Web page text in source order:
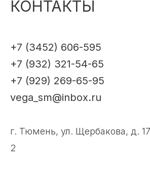
КОНТАКТЫ
+7 (3452) 606-595
+7 (932) 321-54-65
+7 (929) 269-65-95
vega_sm@inbox.ru
г. Тюмень, ул. Щербакова, д.
2